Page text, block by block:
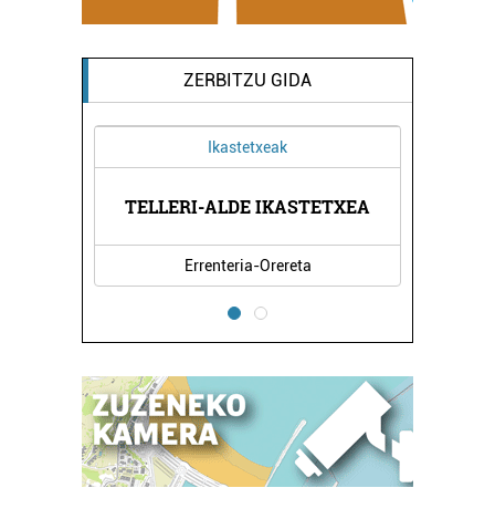
ZERBITZU GIDA
Ikastetxeak
TELLERI-ALDE IKASTETXEA
Errenteria-Orereta